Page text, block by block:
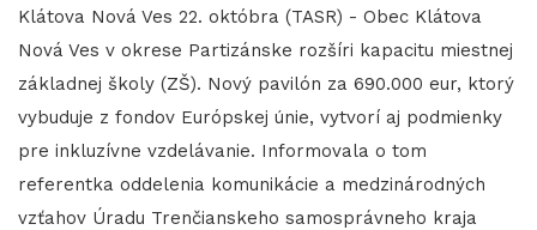
Klátova Nová Ves 22. októbra (TASR) - Obec Klátova
Nová Ves v okrese Partizánske rozšíri kapacitu miestnej
základnej školy (ZŠ). Nový pavilón za 690.000 eur, ktorý
vybuduje z fondov Európskej únie, vytvorí aj podmienky
pre inkluzívne vzdelávanie. Informovala o tom
referentka oddelenia komunikácie a medzinárodných
vzťahov Úradu Trenčianskeho samosprávneho kraja